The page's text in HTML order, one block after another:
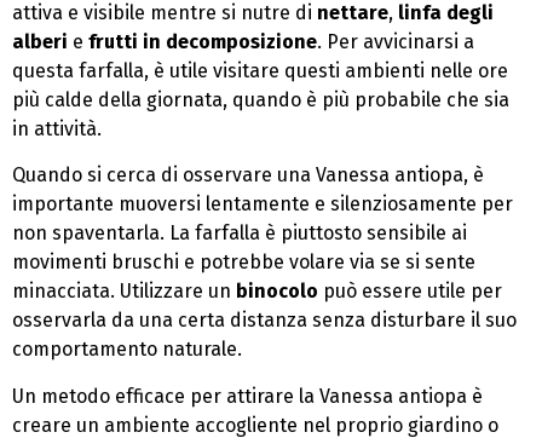
attiva e visibile mentre si nutre di nettare, linfa degli
alberi e frutti in decomposizione. Per avvicinarsi a
questa farfalla, è utile visitare questi ambienti nelle ore
più calde della giornata, quando è più probabile che sia
in attività.
Quando si cerca di osservare una Vanessa antiopa, è
importante muoversi lentamente e silenziosamente per
non spaventarla. La farfalla è piuttosto sensibile ai
movimenti bruschi e potrebbe volare via se si sente
minacciata. Utilizzare un binocolo può essere utile per
osservarla da una certa distanza senza disturbare il suo
comportamento naturale.
Un metodo efficace per attirare la Vanessa antiopa è
creare un ambiente accogliente nel proprio giardino o